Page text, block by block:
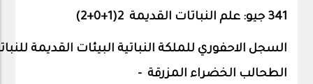
341 جيو: علم النباتات القديمة 2(1+0+ 2
)
السجل الاحفوري للملكة النباتية البيئات القديمة
الطحالب الخضراء المزرقة -